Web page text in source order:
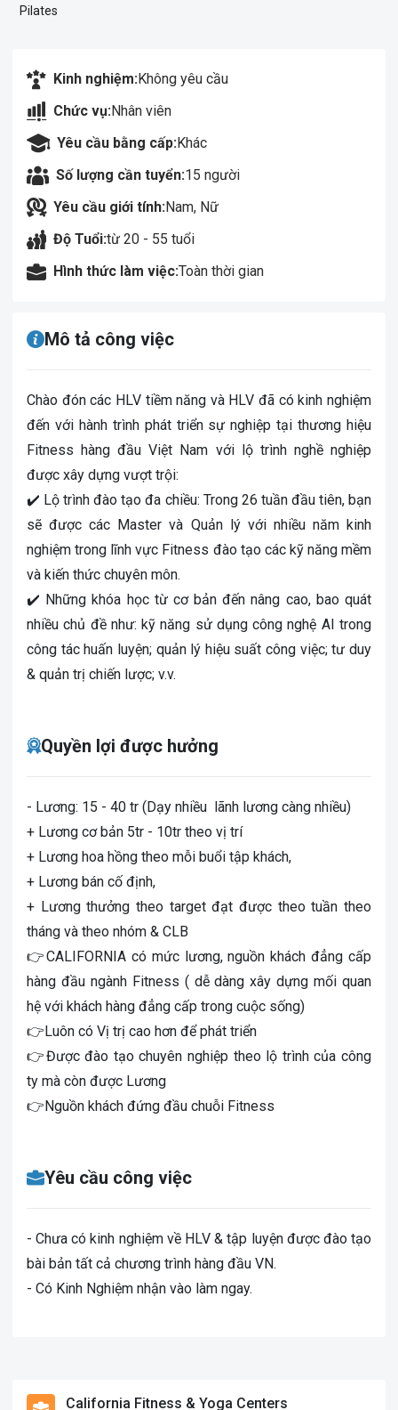
Pilates
Kinh nghiệm:Không yêu cầu
Chức vụ:Nhân viên
Yêu cầu bằng cấp:Khác
Số lượng cần tuyển:15 người
Yêu cầu giới tính:Nam, Nữ
Độ Tuổi:từ 20 - 55 tuổi
Hình thức làm việc:Toàn thời gian
Mô tả công việc
Chào đón các HLV tiềm năng và HLV đã có kinh nghiệm
đến với hành trình phát triển sự nghiệp tại thương hiệu
Fitness hàng đầu Việt Nam với lộ trình nghề nghiệp
được xây dựng vượt trội:
✔️ Lộ trình đào tạo đa chiều: Trong 26 tuần đầu tiên, bạn
sẽ được các Master và Quản lý với nhiều năm kinh
nghiệm trong lĩnh vực Fitness đào tạo các kỹ năng mềm
và kiến thức chuyên môn.
✔️ Những khóa học từ cơ bản đến nâng cao, bao quát
nhiều chủ đề như: kỹ năng sử dụng công nghệ AI trong
công tác huấn luyện; quản lý hiệu suất công việc; tư duy
& quản trị chiến lược; v.v.
Quyền lợi được hưởng
- Lương: 15 - 40 tr (Dạy nhiều lãnh lương càng nhiều)
+ Lương cơ bản 5tr - 10tr theo vị trí
+ Lương hoa hồng theo mỗi buổi tập khách,
+ Lương bán cố định,
+ Lương thưởng theo target đạt được theo tuần theo
tháng và theo nhóm & CLB
👉CALIFORNIA có mức lương, nguồn khách đẳng cấp
hàng đầu ngành Fitness ( dễ dàng xây dựng mối quan
hệ với khách hàng đẳng cấp trong cuộc sống)
👉Luôn có Vị trị cao hơn để phát triển
👉Được đào tạo chuyên nghiệp theo lộ trình của công
ty mà còn được Lương
👉Nguồn khách đứng đầu chuỗi Fitness
Yêu cầu công việc
- Chưa có kinh nghiệm về HLV & tập luyện được đào tạo
bài bản tất cả chương trình hàng đầu VN.
- Có Kinh Nghiệm nhận vào làm ngay.
California Fitness & Yoga Centers